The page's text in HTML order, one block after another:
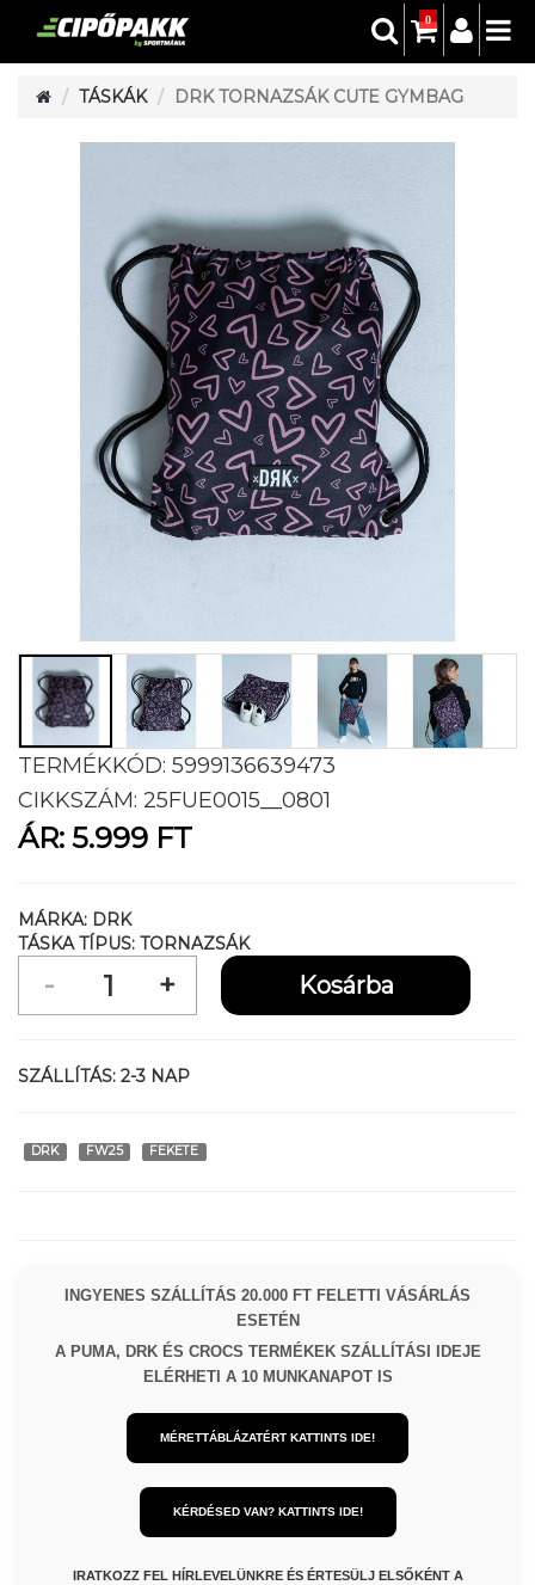
0
TÁSKÁK DRK TORNAZSÁK CUTE GYMBAG
TERMÉKKÓD: 5999136639473
CIKKSZÁM: 25FUE0015__0801
ÁR: 5.999 FT
MÁRKA: DRK
TÁSKA TÍPUS: TORNAZSÁK
SZÁLLÍTÁS: 2-3 NAP
DRK FW25 FEKETE
INGYENES SZÁLLÍTÁS 20.000 FT FELETTI VÁSÁRLÁS
ESETÉN
A PUMA, DRK ÉS CROCS TERMÉKEK SZÁLLÍTÁSI IDEJE
ELÉRHETI A 10 MUNKANAPOT IS
MÉRETTÁBLÁZATÉRT KATTINTS IDE!
KÉRDÉSED VAN? KATTINTS IDE!
IRATKOZZ FEL HÍRLEVELÜNKRE ÉS ÉRTESÜLJ ELSŐKÉNT A